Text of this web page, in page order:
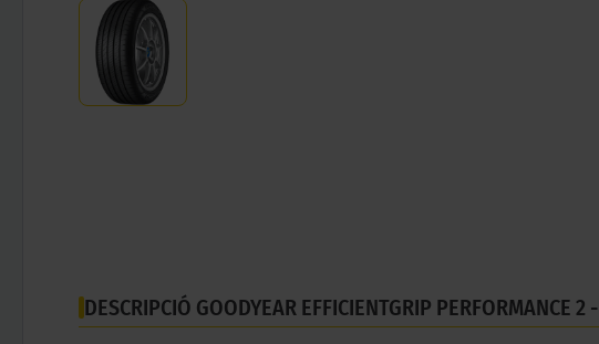
DESCRIPCIÓ GOODYEAR EFFICIENTGRIP PERFORMANCE 2 -